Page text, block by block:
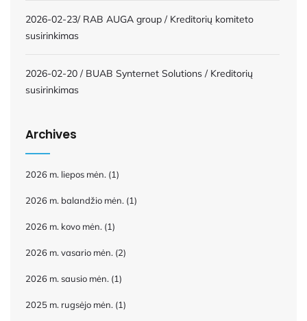
2026-02-23/ RAB AUGA group / Kreditorių komiteto
susirinkimas
2026-02-20 / BUAB Synternet Solutions / Kreditorių
susirinkimas
Archives
2026 m. liepos mėn. (1)
2026 m. balandžio mėn. (1)
2026 m. kovo mėn. (1)
2026 m. vasario mėn. (2)
2026 m. sausio mėn. (1)
2025 m. rugsėjo mėn. (1)